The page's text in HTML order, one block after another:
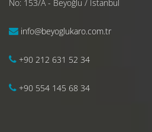
No: 153/A - Beyoğlu / İstanbul
info@beyoglukaro.com.tr
+90 212 631 52 34
+90 554 145 68 34